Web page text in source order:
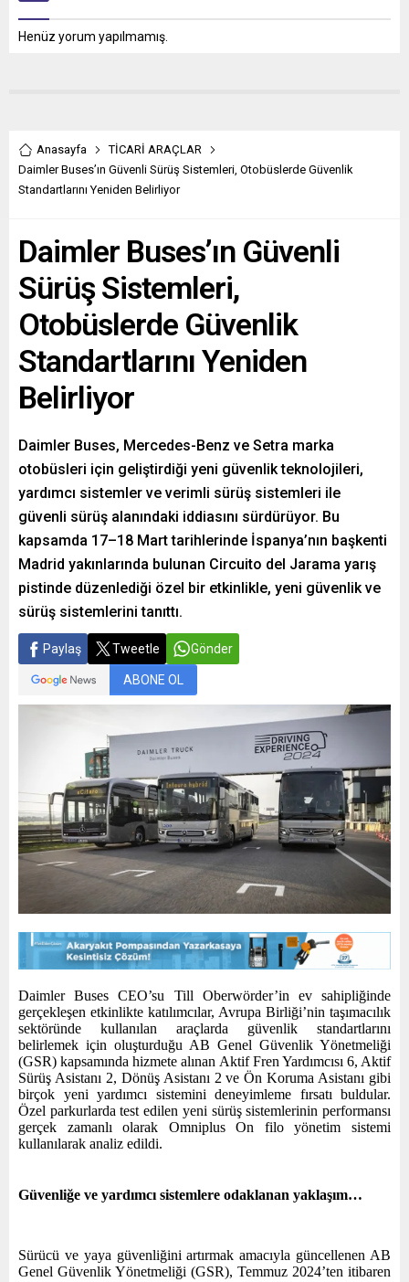
Henüz yorum yapılmamış.
Anasayfa
TİCARİ ARAÇLAR
Daimler Buses’ın Güvenli Sürüş Sistemleri, Otobüslerde Güvenlik
Standartlarını Yeniden Belirliyor
Daimler Buses’ın Güvenli
Sürüş Sistemleri,
Otobüslerde Güvenlik
Standartlarını Yeniden
Belirliyor
Daimler Buses, Mercedes-Benz ve Setra marka
otobüsleri için geliştirdiği yeni güvenlik teknolojileri,
yardımcı sistemler ve verimli sürüş sistemleri ile
güvenli sürüş alanındaki iddiasını sürdürüyor. Bu
kapsamda 17–18 Mart tarihlerinde İspanya’nın başkenti
Madrid yakınlarında bulunan Circuito del Jarama yarış
pistinde düzenlediği özel bir etkinlikle, yeni güvenlik ve
sürüş sistemlerini tanıttı.
Paylaş Tweetle Gönder
ABONE OL
Daimler Buses CEO’su Till Oberwörder’in ev sahipliğinde
gerçekleşen etkinlikte katılımcılar, Avrupa Birliği’nin taşımacılık
sektöründe kullanılan araçlarda güvenlik standartlarını
belirlemek için oluşturduğu AB Genel Güvenlik Yönetmeliği
(GSR) kapsamında hizmete alınan Aktif Fren Yardımcısı 6, Aktif
Sürüş Asistanı 2, Dönüş Asistanı 2 ve Ön Koruma Asistanı gibi
birçok yeni yardımcı sistemini deneyimleme fırsatı buldular.
Özel parkurlarda test edilen yeni sürüş sistemlerinin performansı
gerçek zamanlı olarak Omniplus On filo yönetim sistemi
kullanılarak analiz edildi.
Güvenliğe ve yardımcı sistemlere odaklanan yaklaşım…
Sürücü ve yaya güvenliğini artırmak amacıyla güncellenen AB
Genel Güvenlik Yönetmeliği (GSR), Temmuz 2024’ten itibaren